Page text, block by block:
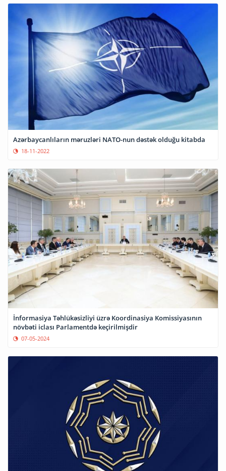
Azərbaycanlıların məruzləri NATO-nun dəstək olduğu kitabda
18-11-2022
İnformasiya Təhlükəsizliyi üzrə Koordinasiya Komissiyasının
növbəti iclası Parlamentdə keçirilmişdir
07-05-2024